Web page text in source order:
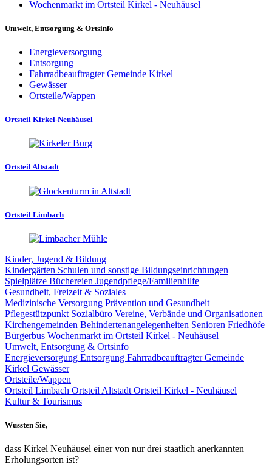
Wochenmarkt im Ortsteil Kirkel - Neuhäusel
Umwelt, Entsorgung & Ortsinfo
Energieversorgung
Entsorgung
Fahrradbeauftragter Gemeinde Kirkel
Gewässer
Ortsteile/Wappen
Ortsteil Kirkel-Neuhäusel
Ortsteil Altstadt
Ortsteil Limbach
Kinder, Jugend & Bildung
Kindergärten Schulen und sonstige Bildungseinrichtungen
Spielplätze Büchereien Jugendpflege/Familienhilfe
Gesundheit, Freizeit & Soziales
Medizinische Versorgung Prävention und Gesundheit
Pflegestützpunkt Sozialbüro Vereine, Verbände und Organisationen
Kirchengemeinden Behindertenangelegenheiten Senioren Friedhöfe
Bürgerbus Wochenmarkt im Ortsteil Kirkel - Neuhäusel
Umwelt, Entsorgung & Ortsinfo
Energieversorgung Entsorgung Fahrradbeauftragter Gemeinde
Kirkel Gewässer
Ortsteile/Wappen
Ortsteil Limbach Ortsteil Altstadt Ortsteil Kirkel - Neuhäusel
Kultur & Tourismus
Wussten Sie,
dass Kirkel Neuhäusel einer von nur drei staatlich anerkannten
Erholungsorten ist?